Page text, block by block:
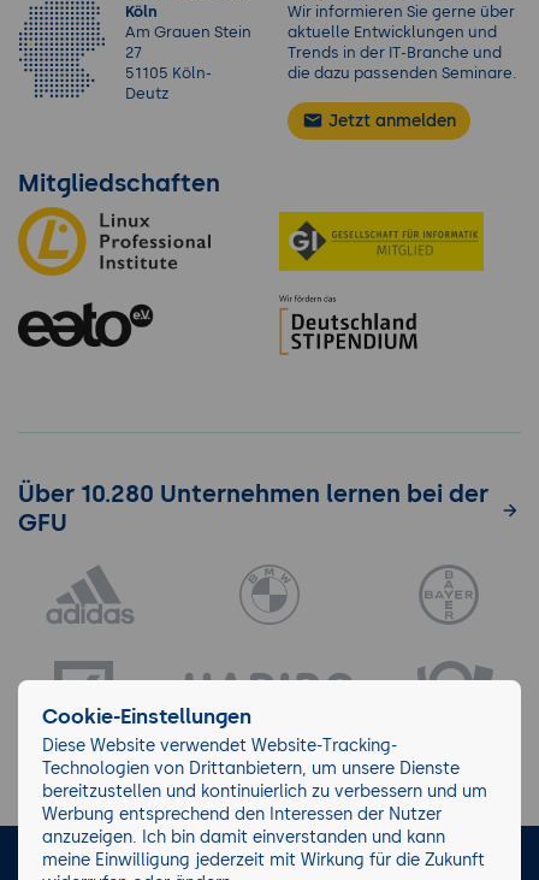
Köln
Am Grauen Stein
27
51105 Köln-
Deutz
Wir informieren Sie gerne über
aktuelle Entwicklungen und
Trends in der IT-Branche und
die dazu passenden Seminare.
Jetzt anmelden
Mitgliedschaften
Über 10.280 Unternehmen lernen bei der
GFU
LinkedIn Facebook
Cookie-Einstellungen
Diese Website verwendet Website-Tracking-
Technologien von Drittanbietern, um unsere Dienste
bereitzustellen und kontinuierlich zu verbessern und um
Werbung entsprechend den Interessen der Nutzer
anzuzeigen. Ich bin damit einverstanden und kann
meine Einwilligung jederzeit mit Wirkung für die Zukunft